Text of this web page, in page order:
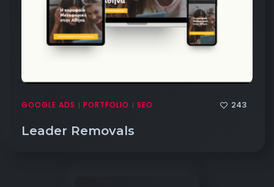
GOOGLE ADS | PORTFOLIO | SEO 243
Leader Removals